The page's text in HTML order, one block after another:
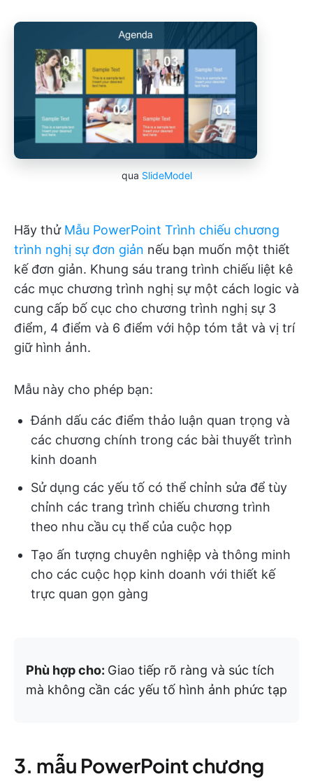
qua SlideModel
Hãy thử Mẫu PowerPoint Trình chiếu chương
trình nghị sự đơn giản nếu bạn muốn một thiết
kế đơn giản. Khung sáu trang trình chiếu liệt kê
các mục chương trình nghị sự một cách logic và
cung cấp bố cục cho chương trình nghị sự 3
điểm, 4 điểm và 6 điểm với hộp tóm tắt và vị trí
giữ hình ảnh.
Mẫu này cho phép bạn:
Đánh dấu các điểm thảo luận quan trọng và
các chương chính trong các bài thuyết trình
kinh doanh
Sử dụng các yếu tố có thể chỉnh sửa để tùy
chỉnh các trang trình chiếu chương trình
theo nhu cầu cụ thể của cuộc họp
Tạo ấn tượng chuyên nghiệp và thông minh
cho các cuộc họp kinh doanh với thiết kế
trực quan gọn gàng
Phù hợp cho: Giao tiếp rõ ràng và súc tích
mà không cần các yếu tố hình ảnh phức tạp
3. mẫu PowerPoint chương